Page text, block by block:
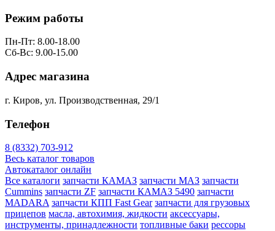
Режим работы
Пн-Пт: 8.00-18.00
Сб-Вс: 9.00-15.00
Адрес магазина
г. Киров, ул. Производственная, 29/1
Телефон
8 (8332) 703-912
Весь каталог товаров
Автокаталог онлайн
Все каталоги запчасти КАМАЗ запчасти МАЗ запчасти
Cummins запчасти ZF запчасти КАМАЗ 5490 запчасти
MADARA запчасти КПП Fast Gear запчасти для грузовых
прицепов масла, автохимия, жидкости аксессуары,
инструменты, принадлежности топливные баки рессоры